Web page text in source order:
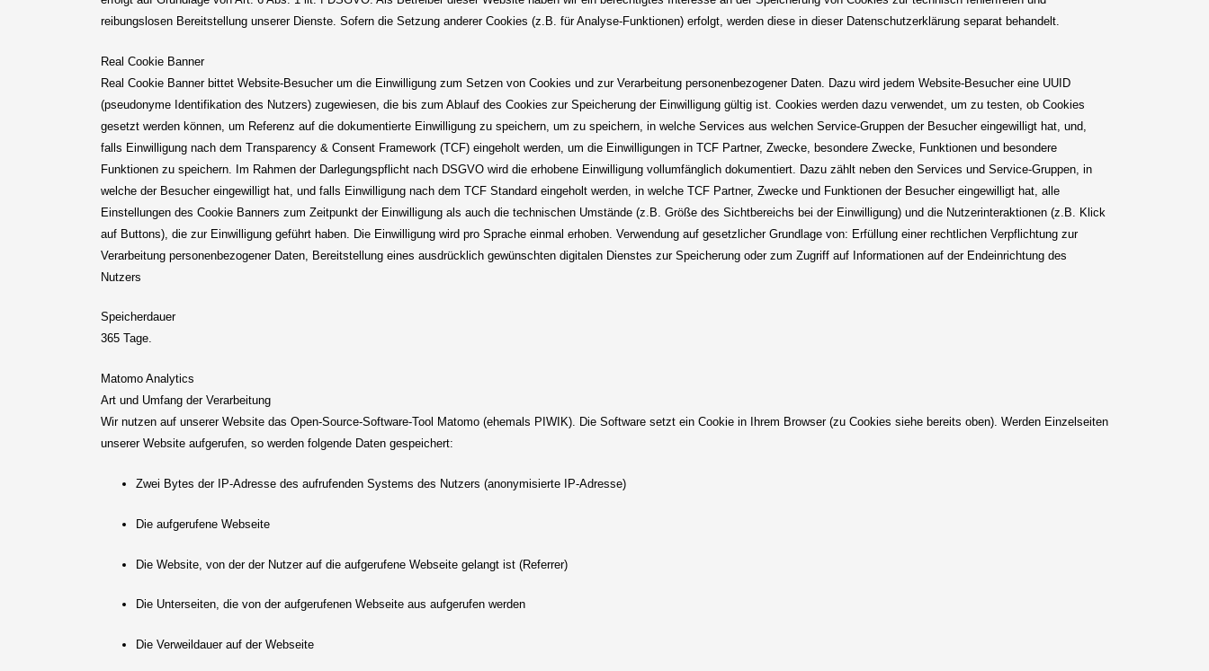
reibungslosen Bereitstellung unserer Dienste. Sofern die Setzung anderer Cookies (z.B. für Analyse-Funktionen) erfolgt, werden diese in dieser Datenschutzerklärung separat behandelt.
Real Cookie Banner
Real Cookie Banner bittet Website-Besucher um die Einwilligung zum Setzen von Cookies und zur Verarbeitung personenbezogener Daten. Dazu wird jedem Website-Besucher eine UUID
(pseudonyme Identifikation des Nutzers) zugewiesen, die bis zum Ablauf des Cookies zur Speicherung der Einwilligung gültig ist. Cookies werden dazu verwendet, um zu testen, ob Cookies
gesetzt werden können, um Referenz auf die dokumentierte Einwilligung zu speichern, um zu speichern, in welche Services aus welchen Service-Gruppen der Besucher eingewilligt hat, und,
falls Einwilligung nach dem Transparency & Consent Framework (TCF) eingeholt werden, um die Einwilligungen in TCF Partner, Zwecke, besondere Zwecke, Funktionen und besondere
Funktionen zu speichern. Im Rahmen der Darlegungspflicht nach DSGVO wird die erhobene Einwilligung vollumfänglich dokumentiert. Dazu zählt neben den Services und Service-Gruppen, in
welche der Besucher eingewilligt hat, und falls Einwilligung nach dem TCF Standard eingeholt werden, in welche TCF Partner, Zwecke und Funktionen der Besucher eingewilligt hat, alle
Einstellungen des Cookie Banners zum Zeitpunkt der Einwilligung als auch die technischen Umstände (z.B. Größe des Sichtbereichs bei der Einwilligung) und die Nutzerinteraktionen (z.B. Klick
auf Buttons), die zur Einwilligung geführt haben. Die Einwilligung wird pro Sprache einmal erhoben. Verwendung auf gesetzlicher Grundlage von: Erfüllung einer rechtlichen Verpflichtung zur
Verarbeitung personenbezogener Daten, Bereitstellung eines ausdrücklich gewünschten digitalen Dienstes zur Speicherung oder zum Zugriff auf Informationen auf der Endeinrichtung des
Nutzers
Speicherdauer
365 Tage.
Matomo Analytics
Art und Umfang der Verarbeitung
Wir nutzen auf unserer Website das Open-Source-Software-Tool Matomo (ehemals PIWIK). Die Software setzt ein Cookie in Ihrem Browser (zu Cookies siehe bereits oben). Werden Einzelseiten
unserer Website aufgerufen, so werden folgende Daten gespeichert:
Zwei Bytes der IP-Adresse des aufrufenden Systems des Nutzers (anonymisierte IP-Adresse)
Die aufgerufene Webseite
Die Website, von der der Nutzer auf die aufgerufene Webseite gelangt ist (Referrer)
Die Unterseiten, die von der aufgerufenen Webseite aus aufgerufen werden
Die Verweildauer auf der Webseite